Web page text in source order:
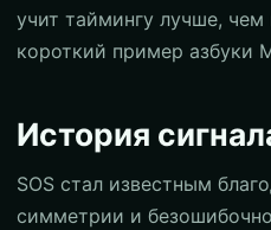
учит таймингу лучше,
короткий пример азбуки
История
SOS стал известным
симметрии и